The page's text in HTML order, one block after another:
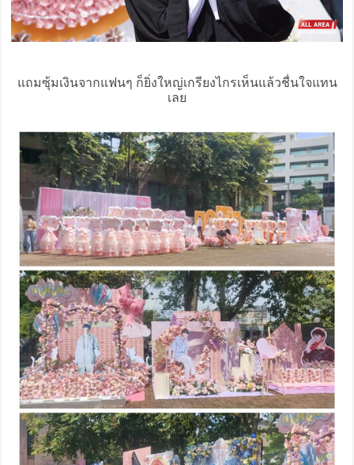
แถมซุ้มเงินจากแฟนๆ ก็ยิ่งใหญ่เกรียงไกรเห็นแล้วชื่นใจแทน
เลย